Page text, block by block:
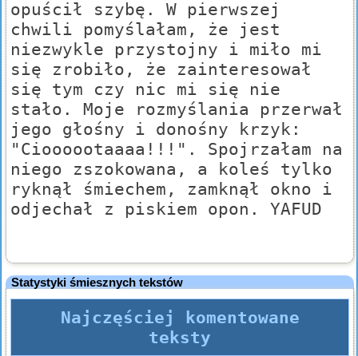
opuścił szybę. W pierwszej
chwili pomyślałam, że jest
niezwykle przystojny i miło mi
się zrobiło, że zainteresował
się tym czy nic mi się nie
stało. Moje rozmyślania przerwał
jego głośny i donośny krzyk:
"Cioooootaaaa!!!". Spojrzałam na
niego zszokowana, a koleś tylko
ryknął śmiechem, zamknął okno i
odjechał z piskiem opon. YAFUD
Statystyki śmiesznych tekstów
Najczęściej komentowane
teksty